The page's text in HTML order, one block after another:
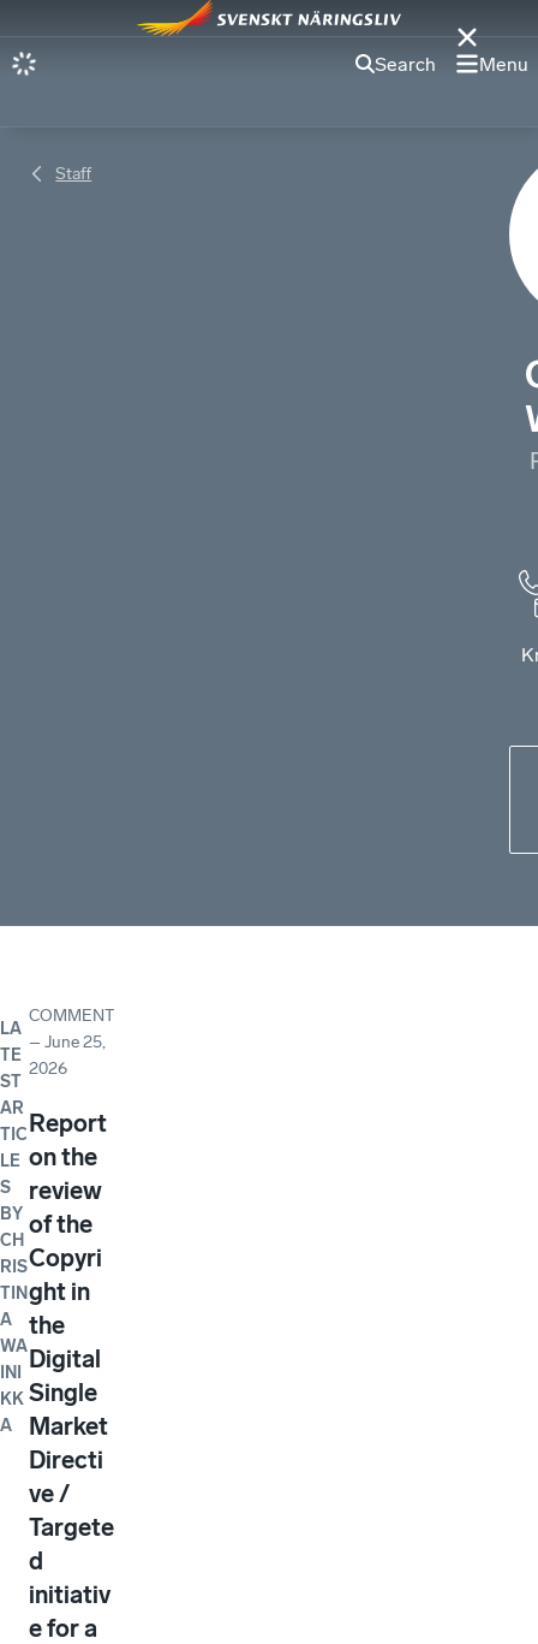
Search Menu
Staff
LA
TE
ST
AR
TIC
LE
S
BY
CH
RIS
TIN
A
WA
INI
KK
A
COMMENT
–June 25,
2026
Report
on the
review
of the
Copyri
ght in
the
Digital
Single
Market
Directi
ve /
Targete
d
initiativ
e for a